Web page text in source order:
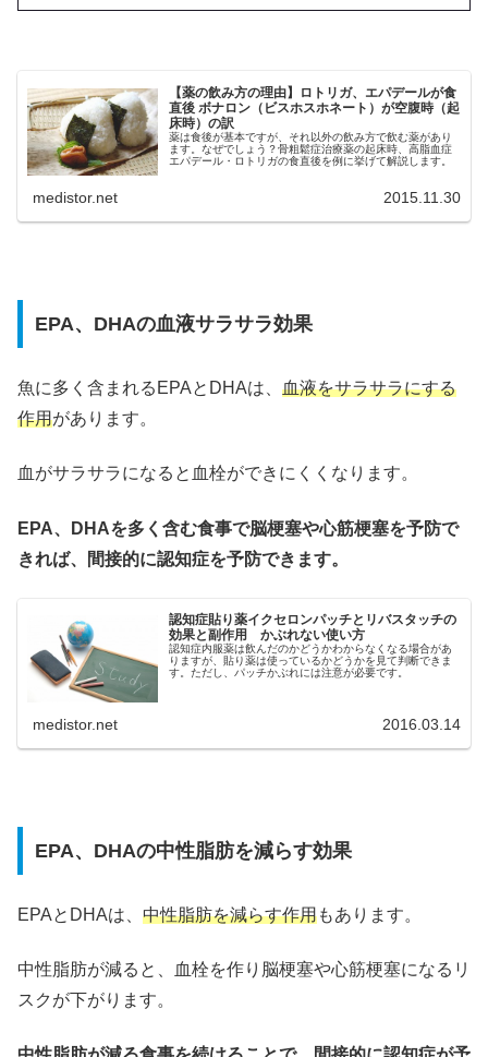
【薬の飲み方の理由】ロトリガ、エパデールが食
直後 ボナロン（ビスホスホネート）が空腹時（起
床時）の訳
薬は食後が基本ですが、それ以外の飲み方で飲む薬があり
ます。なぜでしょう？骨粗鬆症治療薬の起床時、高脂血症
エパデール・ロトリガの食直後を例に挙げて解説します。
medistor.net 2015.11.30
EPA、DHAの血液サラサラ効果
魚に多く含まれるEPAとDHAは、 血液をサラサラにする
作用があります。
血がサラサラになると血栓ができにくくなります。
EPA、DHAを多く含む食事で脳梗塞や心筋梗塞を予防で
きれば、間接的に認知症を予防できます。
認知症貼り薬イクセロンパッチとリバスタッチの
効果と副作用 かぶれない使い方
認知症内服薬は飲んだのかどうかわからなくなる場合があ
りますが、貼り薬は使っているかどうかを見て判断できま
す。ただし、パッチかぶれには注意が必要です。
medistor.net 2016.03.14
EPA、DHAの中性脂肪を減らす効果
EPAとDHAは、 中性脂肪を減らす作用もあります。
中性脂肪が減ると、血栓を作り脳梗塞や心筋梗塞になるリ
スクが下がります。